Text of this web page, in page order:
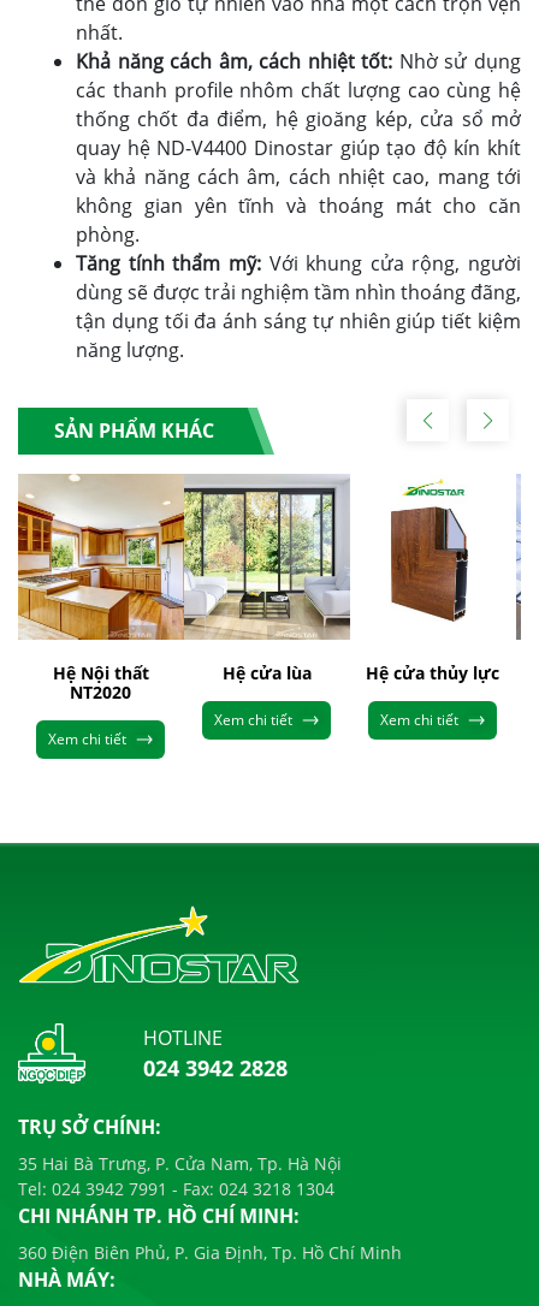
nhất.
Khả năng cách âm, cách nhiệt tốt: Nhờ sử dụng
các thanh profile nhôm chất lượng cao cùng hệ
thống chốt đa điểm, hệ gioăng kép, cửa sổ mở
quay hệ ND-V4400 Dinostar giúp tạo độ kín khít
và khả năng cách âm, cách nhiệt cao, mang tới
không gian yên tĩnh và thoáng mát cho căn
phòng.
Tăng tính thẩm mỹ:Với khung cửa rộng, người
dùng sẽ được trải nghiệm tầm nhìn thoáng đãng,
tận dụng tối đa ánh sáng tự nhiên giúp tiết kiệm
năng lượng.
SẢN PHẨM KHÁC
Hệ Nội thất
NT2020
Xem chi tiết
Hệ cửa lùa
Xem chi tiết
Hệ cửa thủy lực
Xem chi tiết
HOTLINE
024 3942 2828
TRỤ SỞ CHÍNH:
35 Hai Bà Trưng, P. Cửa Nam, Tp. Hà Nội
Tel: 024 3942 7991 - Fax: 024 3218 1304
CHI NHÁNH TP. HỒ CHÍ MINH:
360 Điện Biên Phủ, P. Gia Định, Tp. Hồ Chí Minh
NHÀ MÁY: